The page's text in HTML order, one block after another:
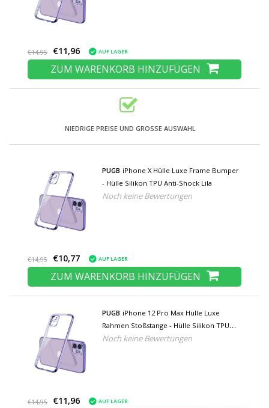
€14,95 €11,96 AUF LAGER
ZUM WARENKORB HINZUFÜGEN
NIEDRIGE PREISE UND GROSSE AUSWAHL
PUGB iPhone X Hülle Luxe Frame Bumper
- Hülle Silikon TPU Anti-Shock Lila
Noch keine Bewertungen
€14,95 €10,77 AUF LAGER
ZUM WARENKORB HINZUFÜGEN
PUGB iPhone 12 Pro Max Hülle Luxe
Rahmen Stoßstange - Hülle Silikon TPU
Anti-Shock Lila
Noch keine Bewertungen
€14,95 €11,96 AUF LAGER